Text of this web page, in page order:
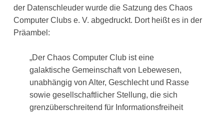
der Datenschleuder wurde die Satzung des Chaos
Computer Clubs e. V. abgedruckt. Dort heißt es in der
Präambel:
„Der Chaos Computer Club ist eine
galaktische Gemeinschaft von Lebewesen,
unabhängig von Alter, Geschlecht und Rasse
sowie gesellschaftlicher Stellung, die sich
grenzüberschreitend für Informationsfreiheit